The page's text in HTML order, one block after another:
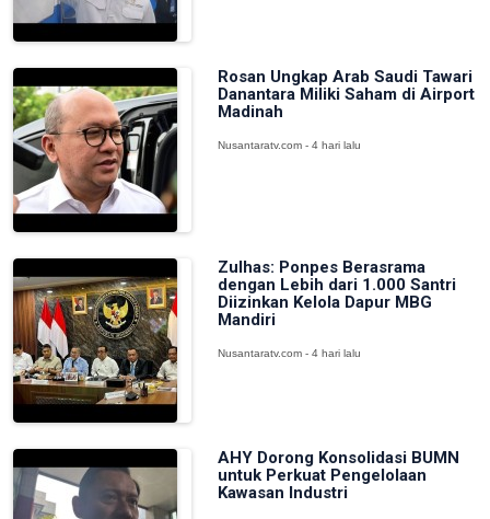
Rosan Ungkap Arab Saudi Tawari
Danantara Miliki Saham di Airport
Madinah
Nusantaratv.com - 4 hari lalu
Zulhas: Ponpes Berasrama
dengan Lebih dari 1.000 Santri
Diizinkan Kelola Dapur MBG
Mandiri
Nusantaratv.com - 4 hari lalu
AHY Dorong Konsolidasi BUMN
untuk Perkuat Pengelolaan
Kawasan Industri